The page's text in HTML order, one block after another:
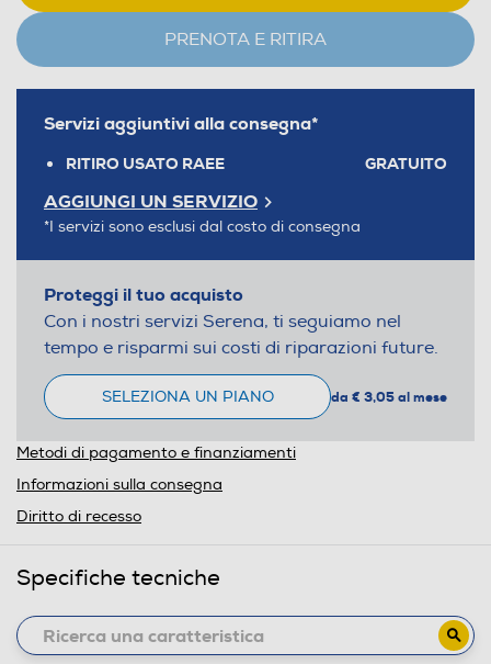
PRENOTA E RITIRA
Servizi aggiuntivi alla consegna*
RITIRO USATO RAEE GRATUITO
AGGIUNGI UN SERVIZIO
*I servizi sono esclusi dal costo di consegna
Proteggi il tuo acquisto
Con i nostri servizi Serena, ti seguiamo nel
tempo e risparmi sui costi di riparazioni future.
SELEZIONA UN PIANO da € 3,05 al mese
Metodi di pagamento e finanziamenti
Informazioni sulla consegna
Diritto di recesso
Specifiche tecniche